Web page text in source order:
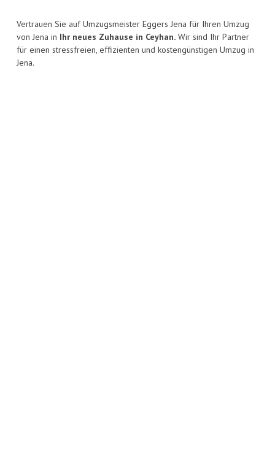
Vertrauen Sie auf Umzugsmeister Eggers Jena für Ihren Umzug
von Jena in Ihr neues Zuhause in Ceyhan. Wir sind Ihr Partner
für einen stressfreien, effizienten und kostengünstigen Umzug in
Jena.